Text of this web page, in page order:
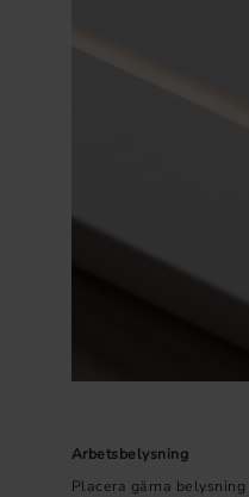
Arbetsbelysning
Placera gärna